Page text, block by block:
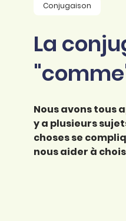
Organismes de
Certifier ses
Évaluer le niveau de
salariés
professionnel
Animer une classe
Aider ses
Explorer la
française
d’orthographe
Syntaxe
Toutes nos
Conjugaison
La
Nous avons tous
y a plusieurs
choses se
nous aider à